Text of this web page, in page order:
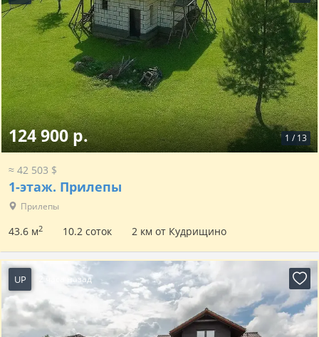
1 / 13
124 900 р.
≈ 42 503 $
1-этаж. Прилепы
Прилепы
43.6 м2 10.2 соток 2 км от Кудрищино
UP 2 часа назад